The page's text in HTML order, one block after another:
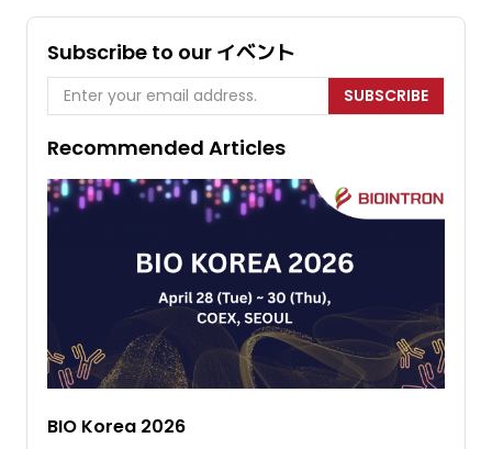
Subscribe to our イベント
SUBSCRIBE
Recommended Articles
BIO Korea 2026